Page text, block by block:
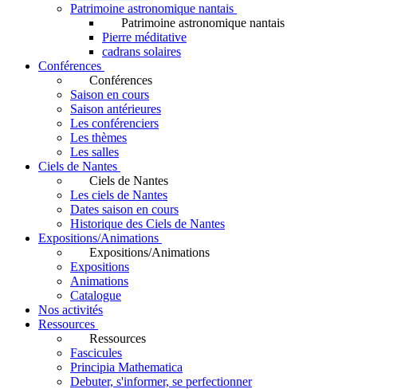
Patrimoine astronomique nantais
Patrimoine astronomique nantais
Pierre méditative
cadrans solaires
Conférences
Conférences
Saison en cours
Saison antérieures
Les conférenciers
Les thèmes
Les salles
Ciels de Nantes
Ciels de Nantes
Les ciels de Nantes
Dates saison en cours
Historique des Ciels de Nantes
Expositions/Animations
Expositions/Animations
Expositions
Animations
Catalogue
Nos activités
Ressources
Ressources
Fascicules
Principia Mathematica
Debuter, s'informer, se perfectionner